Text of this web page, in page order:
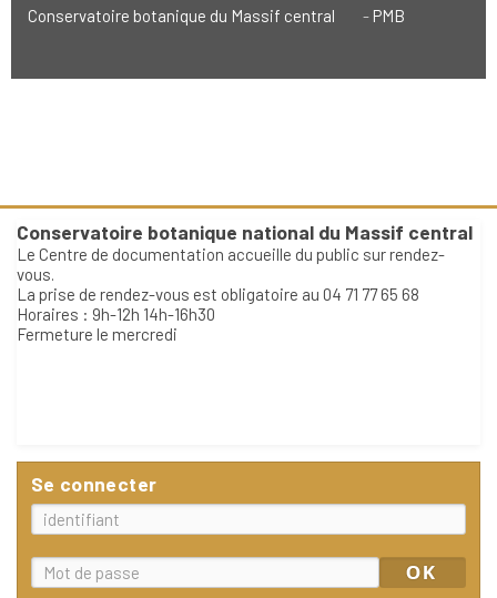
Conservatoire botanique du Massif central
PMB
Conservatoire botanique national du Massif central
Le Centre de documentation accueille du public sur rendez-
vous.
La prise de rendez-vous est obligatoire au 04 71 77 65 68
Horaires : 9h-12h 14h-16h30
Fermeture le mercredi
Se connecter